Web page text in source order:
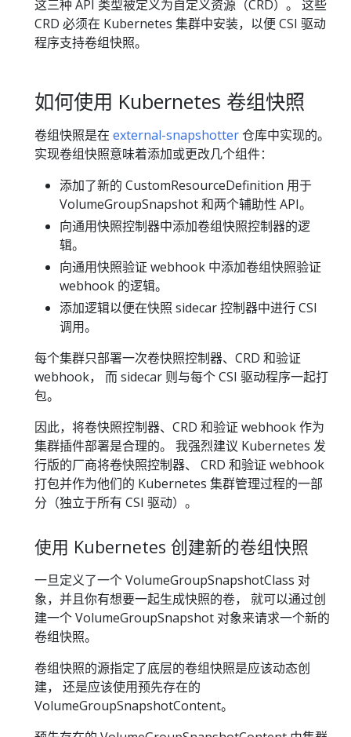
这三种 API 类型被定义为自定义资源（CRD）。 这些
CRD 必须在 Kubernetes 集群中安装，以便 CSI 驱动
程序支持卷组快照。
如何使用 Kubernetes 卷组快照
卷组快照是在 external-snapshotter仓库中实现的。
实现卷组快照意味着添加或更改几个组件：
添加了新的 CustomResourceDefinition 用于
VolumeGroupSnapshot 和两个辅助性 API。
向通用快照控制器中添加卷组快照控制器的逻
辑。
向通用快照验证 webhook 中添加卷组快照验证
webhook 的逻辑。
添加逻辑以便在快照 sidecar 控制器中进行 CSI
调用。
每个集群只部署一次卷快照控制器、CRD 和验证
webhook， 而 sidecar 则与每个 CSI 驱动程序一起打
包。
因此，将卷快照控制器、CRD 和验证 webhook 作为
集群插件部署是合理的。 我强烈建议 Kubernetes 发
行版的厂商将卷快照控制器、 CRD 和验证 webhook
打包并作为他们的 Kubernetes 集群管理过程的一部
分（独立于所有 CSI 驱动）。
使用 Kubernetes 创建新的卷组快照
一旦定义了一个 VolumeGroupSnapshotClass 对
象，并且你有想要一起生成快照的卷， 就可以通过创
建一个 VolumeGroupSnapshot 对象来请求一个新的
卷组快照。
卷组快照的源指定了底层的卷组快照是应该动态创
建， 还是应该使用预先存在的
VolumeGroupSnapshotContent。